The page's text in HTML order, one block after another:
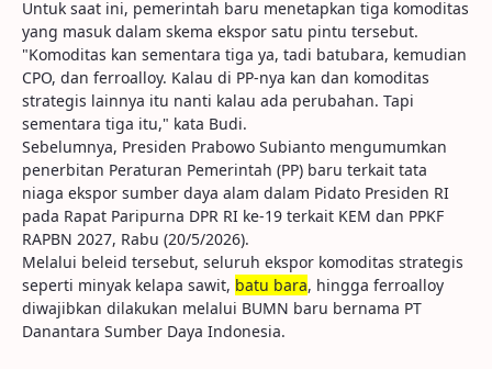
Untuk saat ini, pemerintah baru menetapkan tiga komoditas
yang masuk dalam skema ekspor satu pintu tersebut.
"Komoditas kan sementara tiga ya, tadi batubara, kemudian
CPO, dan ferroalloy. Kalau di PP-nya kan dan komoditas
strategis lainnya itu nanti kalau ada perubahan. Tapi
sementara tiga itu," kata Budi.
Sebelumnya, Presiden Prabowo Subianto mengumumkan
penerbitan Peraturan Pemerintah (PP) baru terkait tata
niaga ekspor sumber daya alam dalam Pidato Presiden RI
pada Rapat Paripurna DPR RI ke-19 terkait KEM dan PPKF
RAPBN 2027, Rabu (20/5/2026).
Melalui beleid tersebut, seluruh ekspor komoditas strategis
seperti minyak kelapa sawit, batu bara, hingga ferroalloy
diwajibkan dilakukan melalui BUMN baru bernama PT
Danantara Sumber Daya Indonesia.